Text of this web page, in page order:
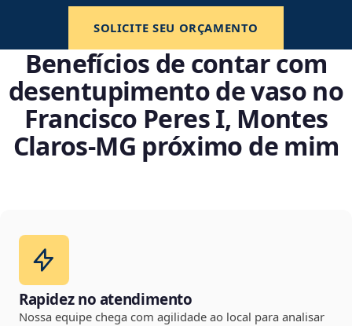
SOLICITE SEU ORÇAMENTO
Benefícios de contar com
desentupimento de vaso no
Francisco Peres I, Montes
Claros‑MG próximo de mim
Rapidez no atendimento
Nossa equipe chega com agilidade ao local para analisar